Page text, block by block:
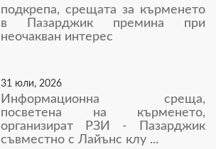
подкрепа, срещата за кърменето
в Пазарджик премина при
неочакван интерес
31 юли, 2026
Информационна среща,
посветена на кърменето,
организират РЗИ - Пазарджик
съвместно с Лайънс клу ...